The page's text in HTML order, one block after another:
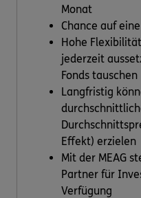
Monat
Chance auf
Hohe
jederzeit
Fonds tauschen
Langfristig
Effekt) erzielen
Mit der MEAG
Partner für
Verfügung